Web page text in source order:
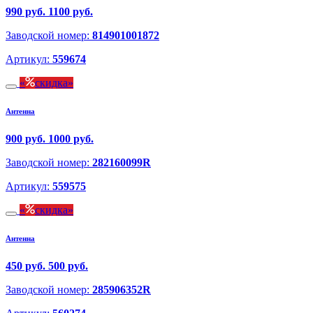
990 руб. 1100 руб.
Заводской номер: 814901001872
Артикул: 559674
скидка
Антенна
900 руб. 1000 руб.
Заводской номер: 282160099R
Артикул: 559575
скидка
Антенна
450 руб. 500 руб.
Заводской номер: 285906352R